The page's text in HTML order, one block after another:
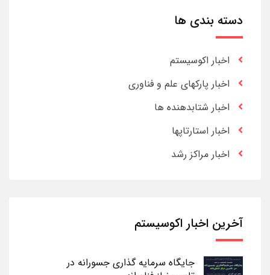
دسته بندی ها
اخبار اکوسیستم
اخبار پارکهای علم و فناوری
اخبار شتابدهنده ها
اخبار استارتاپها
اخبار مراکز رشد
آخرین اخبار اکوسیستم
جایگاه سرمایه گذاری جسورانه در